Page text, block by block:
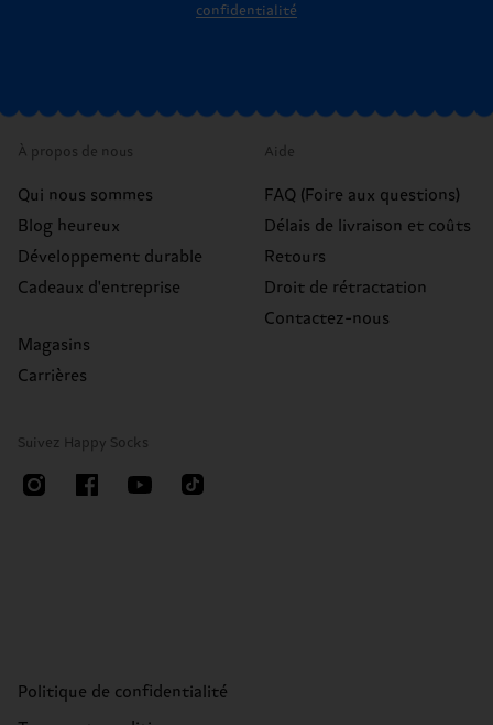
confidentialité
À propos de nous
Qui nous sommes
Blog heureux
Développement durable
Cadeaux d'entreprise
Magasins
Carrières
Aide
FAQ (Foire aux questions)
Délais de livraison et coûts
Retours
Droit de rétractation
Contactez-nous
Suivez Happy Socks
Politique de confidentialité